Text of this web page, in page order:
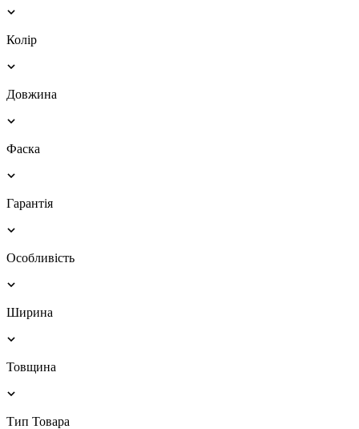
Колір
Довжина
Фаска
Гарантія
Особливість
Ширина
Товщина
Тип Товара